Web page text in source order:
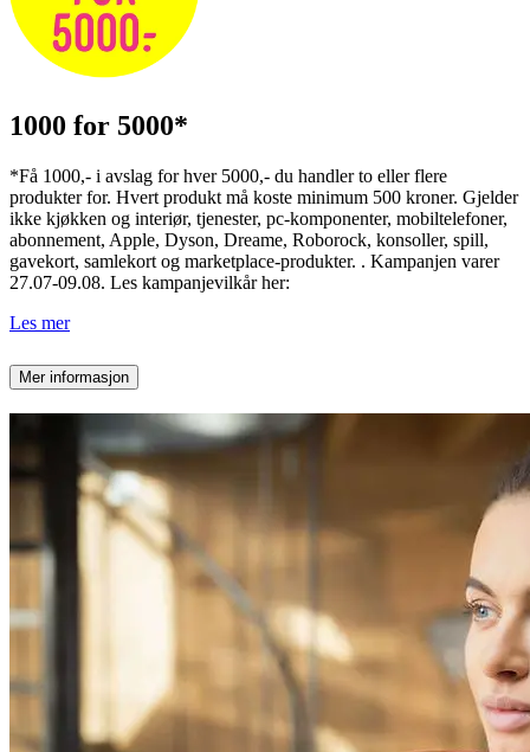
1000 for 5000*
*Få 1000,- i avslag for hver 5000,- du handler to eller flere
produkter for. Hvert produkt må koste minimum 500 kroner. Gjelder
ikke kjøkken og interiør, tjenester, pc-komponenter, mobiltelefoner,
abonnement, Apple, Dyson, Dreame, Roborock, konsoller, spill,
gavekort, samlekort og marketplace-produkter. . Kampanjen varer
27.07-09.08. Les kampanjevilkår her:
Les mer
Mer informasjon